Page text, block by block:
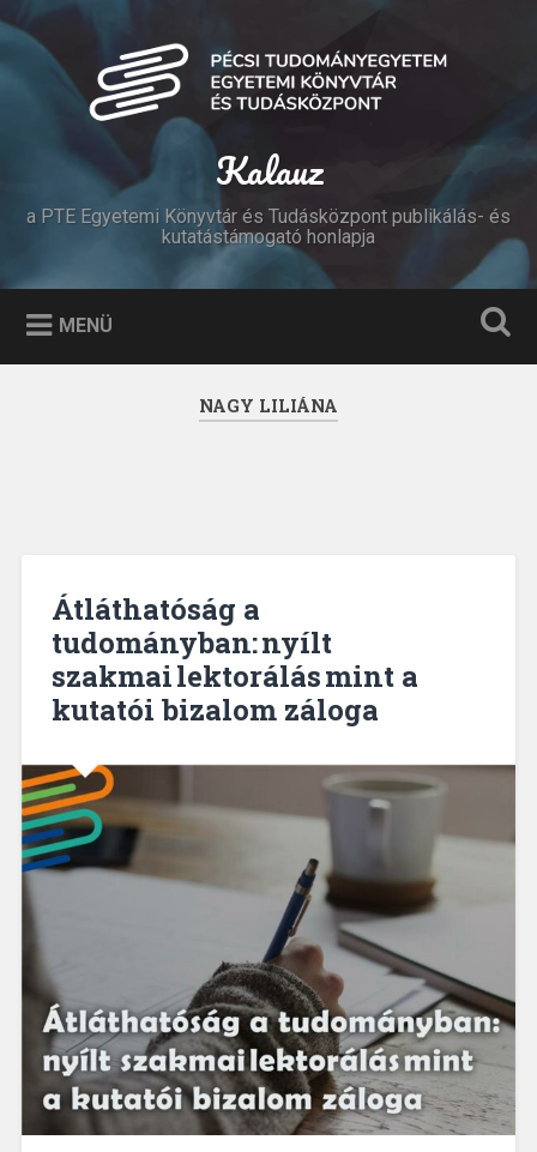
Tovább
tartalomhoz
Keresés
Kalauz
a PTE Egyetemi Könyvtár és Tudásközpont publikálás- és
kutatástámogató honlapja
MENÜ
NAGY LILIÁNA
Átláthatóság a
tudományban: nyílt
szakmai lektorálás mint a
kutatói bizalom záloga